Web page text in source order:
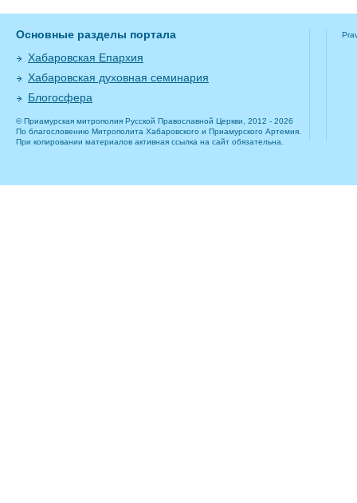
Основные разделы портала
Хабаровская Епархия
Хабаровская духовная семинария
Блогосфера
© Приамурская митрополия Русской Православной Церкви, 2012 - 2026
По благословению Митрополита Хабаровского и Приамурского Артемия.
При копировании материалов активная ссылка на сайт обязательна.